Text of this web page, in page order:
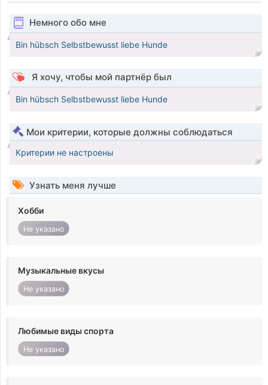
Немного обо мне
Bin hübsch Selbstbewusst liebe Hunde
Я хочу, чтобы мой партнёр был
Bin hübsch Selbstbewusst liebe Hunde
Мои критерии, которые должны соблюдаться
Критерии не настроены
Узнать меня лучше
Хобби
Не указано
Музыкальные вкусы
Не указано
Любимые виды спорта
Не указано